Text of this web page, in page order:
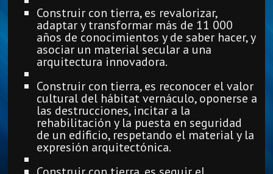
Construir con tierra, es revalorizar,
adaptar y transformar más de 11 000
años de conocimientos y de saber hacer, y
asociar un material secular a una
arquitectura innovadora.
Construir con tierra, es reconocer el valor
cultural del hábitat vernáculo, oponerse a
las destrucciones, incitar a la
rehabilitación y la puesta en seguridad
de un edificio, respetando el material y la
expresión arquitectónica.